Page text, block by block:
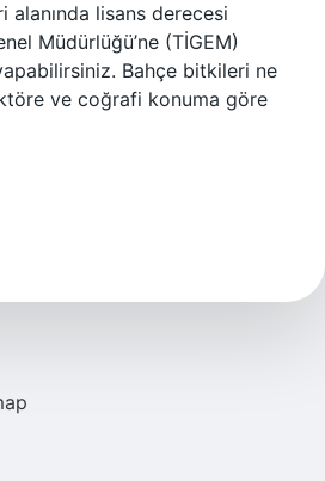
alanında lisans derecesi
Müdürlüğü’ne (TİGEM)
Bahçe bitkileri ne
ve coğrafi konuma göre